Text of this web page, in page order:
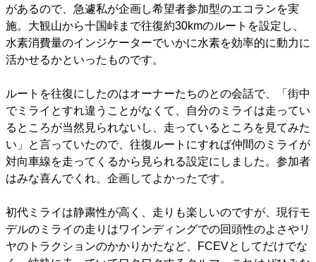
があるので、急遽私が企画し希望者参加型のエコランを実
施。大観山から十国峠まで往復約30kmのルートを設定し、
水素消費量のインジケーターでいかに水素を効率的に動力に
活かせるかといったものです。
ルートを往復にしたのはオーナーたちのとの会話で、「街中
でミライとすれ違うことがなくて、自分のミライは走ってい
るところが当然見られないし、走っているところを見てみた
い」と言っていたので、往復ルートにすれば仲間のミライが
対向車線を走ってくるから見られる設定にしました。参加者
はみな喜んでくれ、企画してよかったです。
初代ミライは静粛性が高く、走りも楽しいのですが、現行モ
デルのミライの走りはワインディングでの回頭性のよさやリ
ヤのトラクションのかかりかたなど、FCEVとしてだけでな